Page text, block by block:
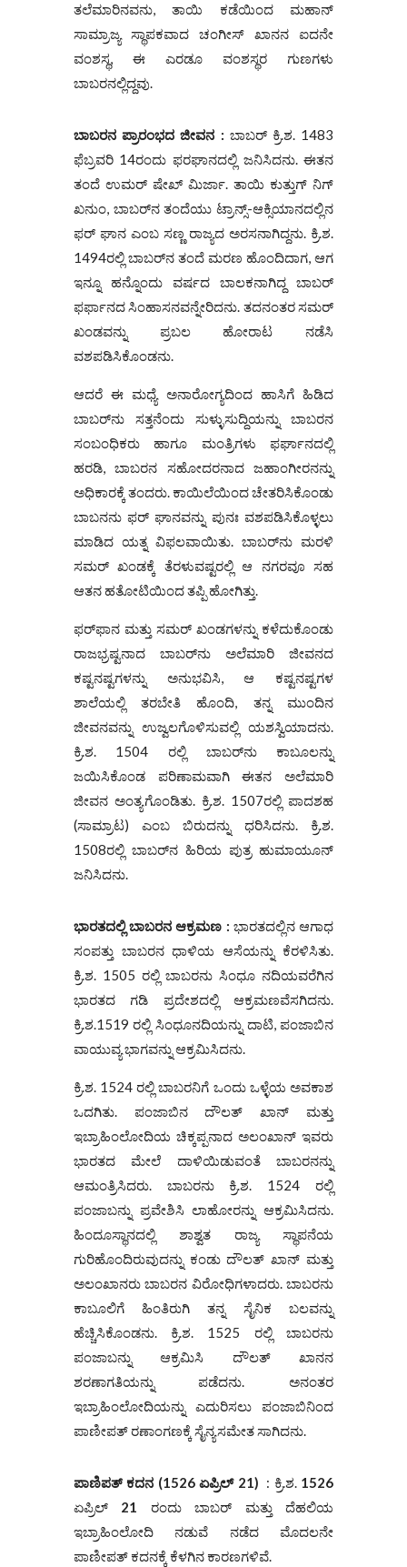
ತಲೆಮಾರಿನವನು, ತಾಯಿ ಕಡೆಯಿಂದ ಮಹಾನ್
ಸಾಮ್ರಾಜ್ಯ ಸ್ಥಾಪಕವಾದ ಚಂಗೀಸ್ ಖಾನನ ಐದನೇ
ವಂಶಸ್ಥ, ಈ ಎರಡೂ ವಂಶಸ್ಥರ ಗುಣಗಳು
ಬಾಬರನಲ್ಲಿದ್ದವು.
ಬಾಬರನ ಪ್ರಾರಂಭದ ಜೀವನ : ಬಾಬರ್ ಕ್ರಿ.ಶ. 1483
ಫೆಬ್ರವರಿ 14ರಂದು ಫರಘಾನದಲ್ಲಿ ಜನಿಸಿದನು. ಈತನ
ತಂದೆ ಉಮರ್‌ ಷೇಖ್ ಮಿರ್ಜಾ. ತಾಯಿ ಕುತ್ತುಗ್ ನಿಗ್
ಖನುಂ, ಬಾಬರ್‌ನ ತಂದೆಯು ಟ್ರಾನ್ಸ್-ಆಕ್ಸಿಯಾನದಲ್ಲಿನ
ಫ‌ರ್ ಘಾನ ಎಂಬ ಸಣ್ಣ ರಾಜ್ಯದ ಅರಸನಾಗಿದ್ದನು. ಕ್ರಿ.ಶ.
1494ರಲ್ಲಿ ಬಾಬರ್‌ನ ತಂದೆ ಮರಣ ಹೊಂದಿದಾಗ, ಆಗ
ಇನ್ನೂ ಹನ್ನೊಂದು ವರ್ಷದ ಬಾಲಕನಾಗಿದ್ದ ಬಾಬರ್
ಫರ್ಫಾನದ ಸಿಂಹಾಸನವನ್ನೇರಿದನು. ತದನಂತರ ಸಮರ್
ಖಂಡವನ್ನು ಪ್ರಬಲ ಹೋರಾಟ ನಡೆಸಿ
ವಶಪಡಿಸಿಕೊಂಡನು.
ಆದರೆ ಈ ಮಧ್ಯೆ ಅನಾರೋಗ್ಯದಿಂದ ಹಾಸಿಗೆ ಹಿಡಿದ
ಬಾಬರ್‌ನು ಸತ್ತನೆಂದು ಸುಳ್ಳುಸುದ್ದಿಯನ್ನು ಬಾಬರನ
ಸಂಬಂಧಿಕರು ಹಾಗೂ ಮಂತ್ರಿಗಳು ಫರ್ಘಾನದಲ್ಲಿ
ಹರಡಿ, ಬಾಬರನ ಸಹೋದರನಾದ ಜಹಾಂಗೀರನನ್ನು
ಅಧಿಕಾರಕ್ಕೆ ತಂದರು. ಕಾಯಿಲೆಯಿಂದ ಚೇತರಿಸಿಕೊಂಡು
ಬಾಬ‌ನನು ಫರ್‌ ಘಾನವನ್ನು ಪುನಃ ವಶಪಡಿಸಿಕೊಳ್ಳಲು
ಮಾಡಿದ ಯತ್ನ ವಿಫಲವಾಯಿತು. ಬಾಬರ್‌ನು ಮರಳಿ
ಸಮರ್ ಖಂಡಕ್ಕೆ ತೆರಳುವಷ್ಟರಲ್ಲಿ ಆ ನಗರವೂ ಸಹ
ಆತನ ಹತೋಟಿಯಿಂದ ತಪ್ಪಿ ಹೋಗಿತ್ತು.
ಫರ್‌ಫಾನ ಮತ್ತು ಸಮರ್ ಖಂಡಗಳನ್ನು ಕಳೆದುಕೊಂಡು
ರಾಜಭ್ರಷ್ಟನಾದ ಬಾಬರ್‌ನು ಅಲೆಮಾರಿ ಜೀವನದ
ಕಷ್ಟನಷ್ಟಗಳನ್ನು ಅನುಭವಿಸಿ, ಆ ಕಷ್ಟನಷ್ಟಗಳ
ಶಾಲೆಯಲ್ಲಿ ತರಬೇತಿ ಹೊಂದಿ, ತನ್ನ ಮುಂದಿನ
ಜೀವನವನ್ನು ಉಜ್ವಲಗೊಳಿಸುವಲ್ಲಿ ಯಶಸ್ವಿಯಾದನು.
ಕ್ರಿ.ಶ. 1504 ರಲ್ಲಿ ಬಾಬರ್‌ನು ಕಾಬೂಲನ್ನು
ಜಯಿಸಿಕೊಂಡ ಪರಿಣಾಮವಾಗಿ ಈತನ ಅಲೆಮಾರಿ
ಜೀವನ ಅಂತ್ಯಗೊಂಡಿತು. ಕ್ರಿ.ಶ. 1507ರಲ್ಲಿ ಪಾದಶಹ
(ಸಾಮ್ರಾಟ) ಎಂಬ ಬಿರುದನ್ನು ಧರಿಸಿದನು. ಕ್ರಿ.ಶ.
1508ರಲ್ಲಿ ಬಾಬರ್‌ನ ಹಿರಿಯ ಪುತ್ರ ಹುಮಾಯೂನ್
ಜನಿಸಿದನು.
ಭಾರತದಲ್ಲಿ ಬಾಬರನ ಆಕ್ರಮಣ : ಭಾರತದಲ್ಲಿನ ಆಗಾಧ
ಸಂಪತ್ತು ಬಾಬರನ ಧಾಳಿಯ ಆಸೆಯನ್ನು ಕೆರಳಿಸಿತು.
ಕ್ರಿ.ಶ. 1505 ರಲ್ಲಿ ಬಾಬರನು ಸಿಂಧೂ ನದಿಯವರೆಗಿನ
ಭಾರತದ ಗಡಿ ಪ್ರದೇಶದಲ್ಲಿ ಆಕ್ರಮಣವೆಸಗಿದನು.
ಕ್ರಿ.ಶ.1519 ರಲ್ಲಿ ಸಿಂಧೂನದಿಯನ್ನು ದಾಟಿ, ಪಂಜಾಬಿನ
ವಾಯುವ್ಯ ಭಾಗವನ್ನು ಆಕ್ರಮಿಸಿದನು.
ಕ್ರಿ.ಶ. 1524 ರಲ್ಲಿ ಬಾಬರನಿಗೆ ಒಂದು ಒಳ್ಳೆಯ ಅವಕಾಶ
ಒದಗಿತು. ಪಂಜಾಬಿನ ದೌಲತ್ ಖಾನ್ ಮತ್ತು
ಇಬ್ರಾಹಿಂಲೋದಿಯ ಚಿಕ್ಕಪ್ಪನಾದ ಅಲಂಖಾನ್ ಇವರು
ಭಾರತದ ಮೇಲೆ ದಾಳಿಯಿಡುವಂತೆ ಬಾಬರನನ್ನು
ಆಮಂತ್ರಿಸಿದರು. ಬಾಬರನು ಕ್ರಿ.ಶ. 1524 ರಲ್ಲಿ
ಪಂಜಾಬನ್ನು ಪ್ರವೇಶಿಸಿ ಲಾಹೋರನ್ನು ಆಕ್ರಮಿಸಿದನು.
ಹಿಂದೂಸ್ಥಾನದಲ್ಲಿ ಶಾಶ್ವತ ರಾಜ್ಯ ಸ್ಥಾಪನೆಯ
ಗುರಿಹೊಂದಿರುವುದನ್ನು ಕಂಡು ದೌಲತ್ ಖಾನ್ ಮತ್ತು
ಅಲಂಖಾನರು ಬಾಬರನ ವಿರೋಧಿಗಳಾದರು. ಬಾಬರನು
ಕಾಬೂಲಿಗೆ ಹಿಂತಿರುಗಿ ತನ್ನ ಸೈನಿಕ ಬಲವನ್ನು
ಹೆಚ್ಚಿಸಿಕೊಂಡನು. ಕ್ರಿ.ಶ. 1525 ರಲ್ಲಿ ಬಾಬರನು
ಪಂಜಾಬನ್ನು ಆಕ್ರಮಿಸಿ ದೌಲತ್ ಖಾನನ
ಶರಣಾಗತಿಯನ್ನು ಪಡೆದನು. ಅನಂತರ
ಇಬ್ರಾಹಿಂಲೋದಿಯನ್ನು ಎದುರಿಸಲು ಪಂಜಾಬಿನಿಂದ
ಪಾಣೀಪತ್ ರಣಾಂಗಣಕ್ಕೆ ಸೈನ್ಯಸಮೇತ ಸಾಗಿದನು.
ಪಾಣಿಪತ್‌ ಕದನ (1526ಏಪ್ರಿಲ್‌ 21) : ಕ್ರಿ.ಶ. 1526
ಏಪ್ರಿಲ್‌ 21 ರಂದು ಬಾಬರ್‌ ಮತ್ತು ದೆಹಲಿಯ
ಇಬ್ರಾಹಿಂಲೋದಿ ನಡುವೆ ನಡೆದ ಮೊದಲನೇ
ಪಾಣೀಪತ್ ಕದನಕ್ಕೆ ಕೆಳಗಿನ ಕಾರಣಗಳಿವೆ.